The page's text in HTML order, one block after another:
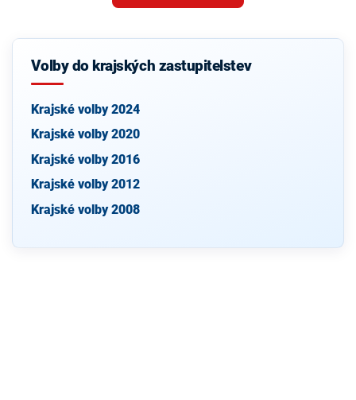
Volby do krajských zastupitelstev
Krajské volby 2024
Krajské volby 2020
Krajské volby 2016
Krajské volby 2012
Krajské volby 2008